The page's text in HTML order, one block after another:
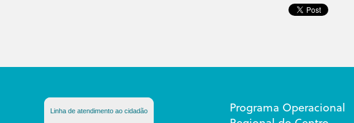
Linha de atendimento ao cidadão
Programa Operacional